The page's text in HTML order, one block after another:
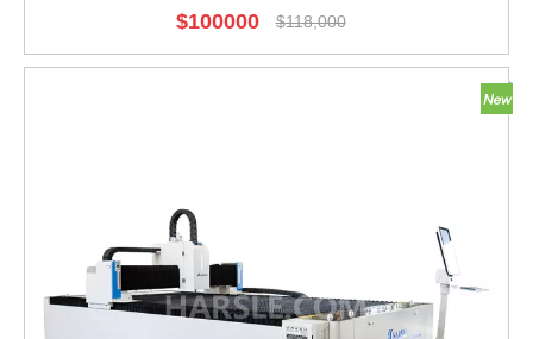
$100000 $118,000